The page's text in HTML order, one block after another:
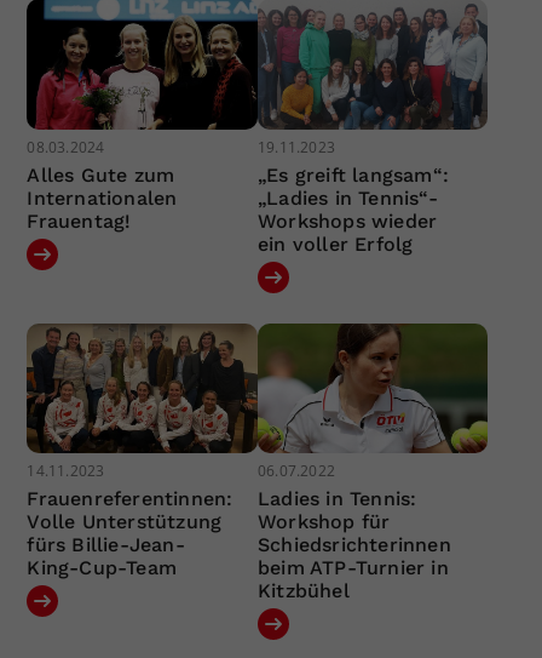
08.03.2024
Alles Gute zum
Internationalen
Frauentag!
19.11.2023
„Es greift langsam“:
„Ladies in Tennis“-
Workshops wieder
ein voller Erfolg
14.11.2023
Frauenreferentinnen:
Volle Unterstützung
fürs Billie-Jean-
King-Cup-Team
06.07.2022
Ladies in Tennis:
Workshop für
Schiedsrichterinnen
beim ATP-Turnier in
Kitzbühel